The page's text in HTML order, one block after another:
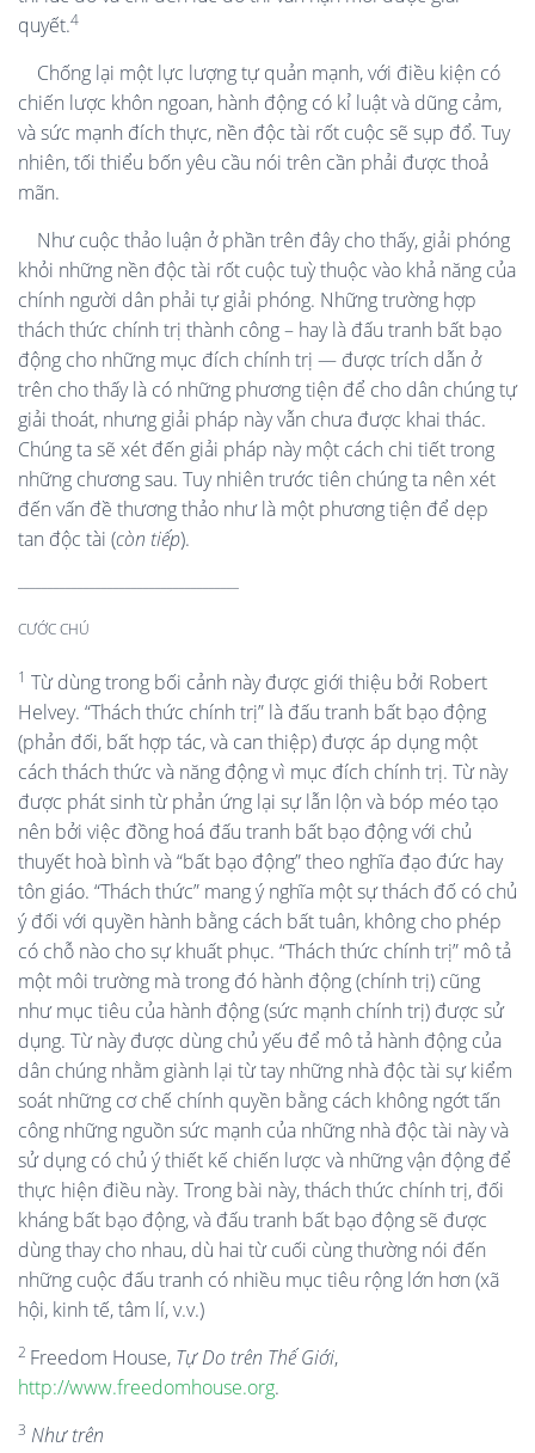
quyết.4
Chống lại một lực lượng tự quản mạnh, với điều kiện có
chiến lược khôn ngoan, hành động có kỉ luật và dũng cảm,
và sức mạnh đích thực, nền độc tài rốt cuộc sẽ sụp đổ. Tuy
nhiên, tối thiểu bốn yêu cầu nói trên cần phải được thoả
mãn.
Như cuộc thảo luận ở phần trên đây cho thấy, giải phóng
khỏi những nền độc tài rốt cuộc tuỳ thuộc vào khả năng của
chính người dân phải tự giải phóng. Những trường hợp
thách thức chính trị thành công – hay là đấu tranh bất bạo
động cho những mục đích chính trị — được trích dẫn ở
trên cho thấy là có những phương tiện để cho dân chúng tự
giải thoát, nhưng giải pháp này vẫn chưa được khai thác.
Chúng ta sẽ xét đến giải pháp này một cách chi tiết trong
những chương sau. Tuy nhiên trước tiên chúng ta nên xét
đến vấn đề thương thảo như là một phương tiện để dẹp
tan độc tài (còn tiếp).
CƯỚC CHÚ
1 Từ dùng trong bối cảnh này được giới thiệu bởi Robert
Helvey. “Thách thức chính trị” là đấu tranh bất bạo động
(phản đối, bất hợp tác, và can thiệp) được áp dụng một
cách thách thức và năng động vì mục đích chính trị. Từ này
được phát sinh từ phản ứng lại sự lẫn lộn và bóp méo tạo
nên bởi việc đồng hoá đấu tranh bất bạo động với chủ
thuyết hoà bình và “bất bạo động” theo nghĩa đạo đức hay
tôn giáo. “Thách thức” mang ý nghĩa một sự thách đố có chủ
ý đối với quyền hành bằng cách bất tuân, không cho phép
có chỗ nào cho sự khuất phục. “Thách thức chính trị” mô tả
một môi trường mà trong đó hành động (chính trị) cũng
như mục tiêu của hành động (sức mạnh chính trị) được sử
dụng. Từ này được dùng chủ yếu để mô tả hành động của
dân chúng nhằm giành lại từ tay những nhà độc tài sự kiểm
soát những cơ chế chính quyền bằng cách không ngớt tấn
công những nguồn sức mạnh của những nhà độc tài này và
sử dụng có chủ ý thiết kế chiến lược và những vận động để
thực hiện điều này. Trong bài này, thách thức chính trị, đối
kháng bất bạo động, và đấu tranh bất bạo động sẽ được
dùng thay cho nhau, dù hai từ cuối cùng thường nói đến
những cuộc đấu tranh có nhiều mục tiêu rộng lớn hơn (xã
hội, kinh tế, tâm lí, v.v.)
2 Freedom House, Tự Do trên Thế Giới,
http://www.freedomhouse.org.
3 Như trên